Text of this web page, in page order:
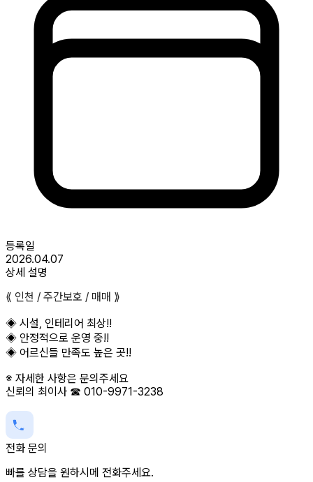
등록일
2026.04.07
상세 설명
⟪ 인천 / 주간보호 / 매매 ⟫
◈ 시설, 인테리어 최상!!
◈ 안정적으로 운영 중!!
◈ 어르신들 만족도 높은 곳!!
※ 자세한 사항은 문의주세요
신뢰의 최이사 ☎ 010-9971-3238
전화 문의
빠를 상담을 원하시메 전화주세요.